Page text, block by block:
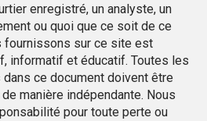
enregistré, un analyste, un
ou quoi que ce soit de ce
fournissons sur ce site est
informatif et éducatif. Toutes les
ce document doivent être
manière indépendante. Nous
pour toute perte ou